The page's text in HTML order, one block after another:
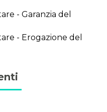
- Garanzia del
- Erogazione del